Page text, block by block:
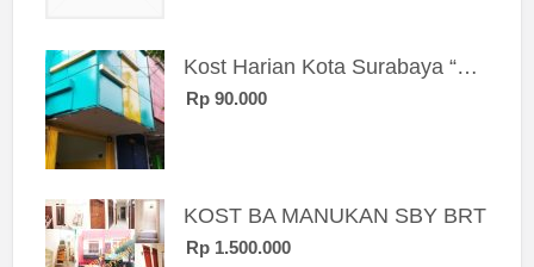
Kost Harian Kota Surabaya “Sierra Kost”
Rp 90.000
KOST BA MANUKAN SBY BRT
Rp 1.500.000